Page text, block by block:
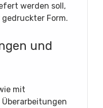
werden soll,
Form.
und
mit